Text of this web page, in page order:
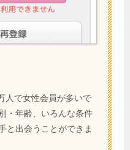
人で女性会員が多いで
・年齢、いろんな条件
と出会うことができま